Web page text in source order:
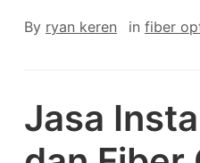
By ryan keren in fiber
Jasa